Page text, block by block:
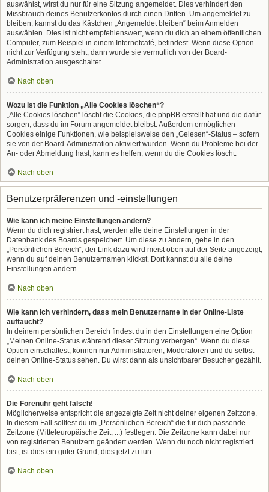
auswählst, wirst du nur für eine Sitzung angemeldet. Dies verhindert den
Missbrauch deines Benutzerkontos durch einen Dritten. Um angemeldet zu
bleiben, kannst du das Kästchen „Angemeldet bleiben“ beim Anmelden
auswählen. Dies ist nicht empfehlenswert, wenn du dich an einem öffentlichen
Computer, zum Beispiel in einem Internetcafé, befindest. Wenn diese Option
nicht zur Verfügung steht, dann wurde sie vermutlich von der Board-
Administration ausgeschaltet.
Nach oben
Wozu ist die Funktion „Alle Cookies löschen“?
„Alle Cookies löschen“ löscht die Cookies, die phpBB erstellt hat und die dafür
sorgen, dass du im Forum angemeldet bleibst. Außerdem ermöglichen
Cookies einige Funktionen, wie beispielsweise den „Gelesen“-Status – sofern
sie von der Board-Administration aktiviert wurden. Wenn du Probleme bei der
An- oder Abmeldung hast, kann es helfen, wenn du die Cookies löscht.
Nach oben
Benutzerpräferenzen und -einstellungen
Wie kann ich meine Einstellungen ändern?
Wenn du dich registriert hast, werden alle deine Einstellungen in der
Datenbank des Boards gespeichert. Um diese zu ändern, gehe in den
„Persönlichen Bereich“; der Link dazu wird meist oben auf der Seite angezeigt,
wenn du auf deinen Benutzernamen klickst. Dort kannst du alle deine
Einstellungen ändern.
Nach oben
Wie kann ich verhindern, dass mein Benutzername in der Online-Liste
auftaucht?
In deinem persönlichen Bereich findest du in den Einstellungen eine Option
„Meinen Online-Status während dieser Sitzung verbergen“. Wenn du diese
Option einschaltest, können nur Administratoren, Moderatoren und du selbst
deinen Online-Status sehen. Du wirst dann als unsichtbarer Besucher gezählt.
Nach oben
Die Forenuhr geht falsch!
Möglicherweise entspricht die angezeigte Zeit nicht deiner eigenen Zeitzone.
In diesem Fall solltest du im „Persönlichen Bereich“ die für dich passende
Zeitzone (Mitteleuropäische Zeit, ...) festlegen. Die Zeitzone kann dabei nur
von registrierten Benutzern geändert werden. Wenn du noch nicht registriert
bist, ist dies ein guter Grund, dies jetzt zu tun.
Nach oben